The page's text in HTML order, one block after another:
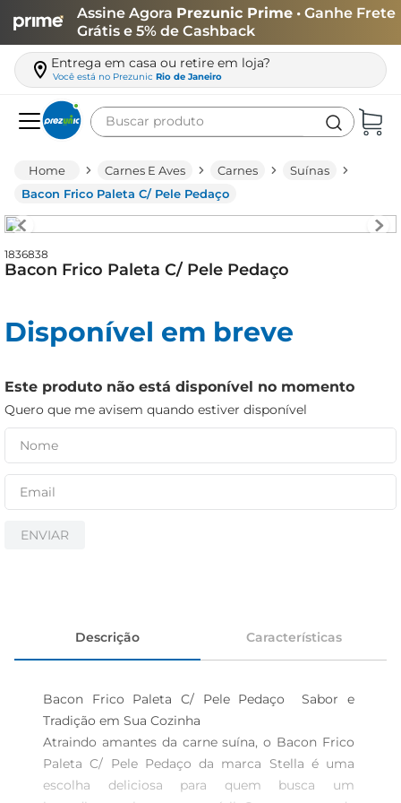
Assine Agora Prezunic Prime • Ganhe Frete
Grátis e 5% de Cashback
Entrega em casa ou retire em loja?
Você está no Prezunic Rio de Janeiro
Buscar produto
Carnes E Aves Carnes
Suínas
Bacon Frico Paleta C/ Pele Pedaço
1836838
Bacon Frico Paleta C/ Pele Pedaço
Disponível em breve
Este produto não está disponível no momento
Quero que me avisem quando estiver disponível
ENVIAR
Descrição Características
Bacon Frico Paleta C/ Pele Pedaço  Sabor e
Tradição em Sua Cozinha
Atraindo amantes da carne suína, o Bacon Frico
Paleta C/ Pele Pedaço da marca Stella é uma
escolha deliciosa para quem busca um
leite
queijo
azeite
iogurte
papel higiênico